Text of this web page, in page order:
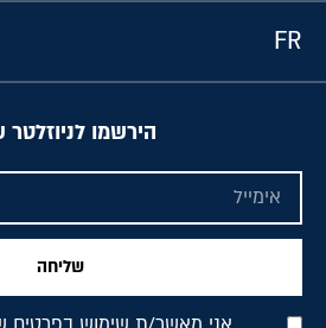
FR
הירשמו לניוזלטר
שליחה